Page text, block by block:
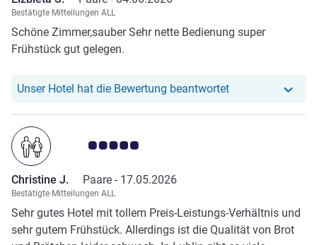
Bestätigte Mitteilungen ALL
Schöne Zimmer,sauber Sehr nette Bedienung super
Frühstück gut gelegen.
Unser Hotel hat die Bewertung beantwortetUnser Hotel hat
Note Kundenmeinungen 5.0/5
Christine J. Paare - 17.05.2026
Bestätigte Mitteilungen ALL
Sehr gutes Hotel mit tollem Preis-Leistungs-Verhältnis und
sehr gutem Frühstück. Allerdings ist die Qualität von Brot